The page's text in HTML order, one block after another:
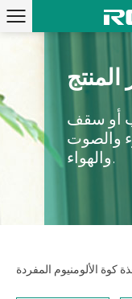
أو سقف
والصوت
والهواء.
كوة الألومنيوم المفردة